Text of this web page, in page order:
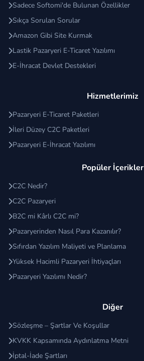
Sadece Softomi'de Bulunan Özellikler
Sıkça Sorulan Sorular
Amazon Gibi Site Kurmak
Lastik Pazaryeri E-Ticaret Yazılımı
E-İhracat Devlet Destekleri
Hizmetlerimiz
Pazaryeri E-Ticaret Paketleri
İleri Düzey C2C Paketleri
Pazaryeri E-İhracat Yazılımı
Popüler İçerikler
C2C Nedir?
C2C Pazaryeri
B2C mi Kârlı C2C mi?
Pazaryerinden Nasıl Para Kazanılır?
Sıfırdan Yazılım Maliyeti ve Planlama
Yüksek Hacimli Pazaryeri İhtiyaçları
Pazaryeri Yazılımı Nedir?
Diğer
Sözleşme – Şartlar Ve Koşullar
KVKK Kapsamında Aydınlatma Metni
İptal-İade Şartları